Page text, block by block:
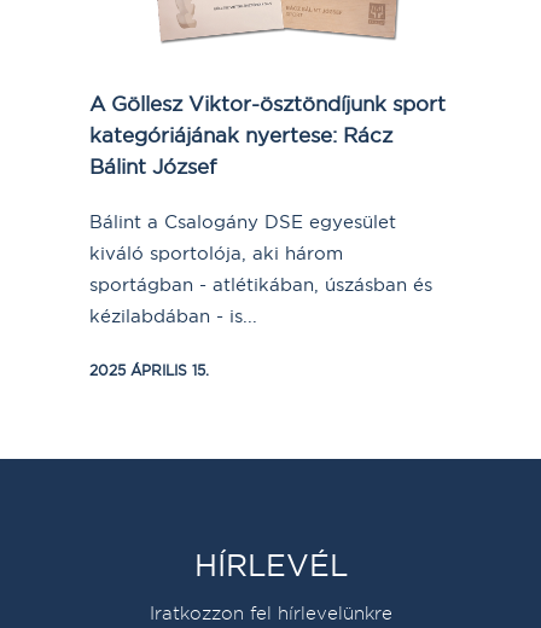
A Göllesz Viktor-ösztöndíjunk sport
kategóriájának nyertese: Rácz
Bálint József
Bálint a Csalogány DSE egyesület
kiváló sportolója, aki három
sportágban - atlétikában, úszásban és
kézilabdában - is...
2025 ÁPRILIS 15.
HÍRLEVÉL
Iratkozzon fel hírlevelünkre